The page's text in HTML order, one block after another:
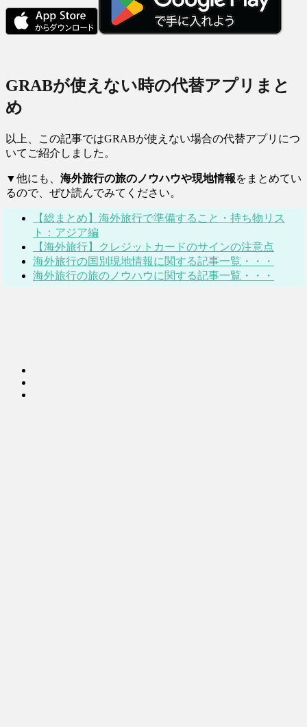
GRABが使えない時の代替アプリまと
め
以上、この記事ではGRABが使えない場合の代替アプリにつ
いてご紹介しました。
▼他にも、 海外旅行の旅のノウハウや現地情報をまとめてい
るので、ぜひ読んでみてください。
【総まとめ】海外旅行で準備すること・持ち物リス
ト：アジア編
【海外旅行】クレジットカードのサインの注意点
海外旅行の国別現地情報に関する記事一覧・・・
海外旅行の旅のノウハウに関する記事一覧・・・